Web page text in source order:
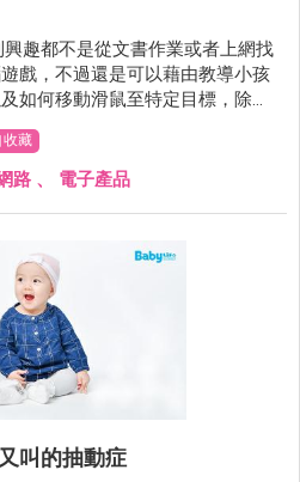
趣都不是從文書作業或者上網找
戲，不過還是可以藉由教導小孩
如何移動滑鼠至特定目標，除了
外，對於小孩的手眼協調上也有
力如顏色、形狀與符號的認識。
收藏
路 、 電子產品
叫的抽動症